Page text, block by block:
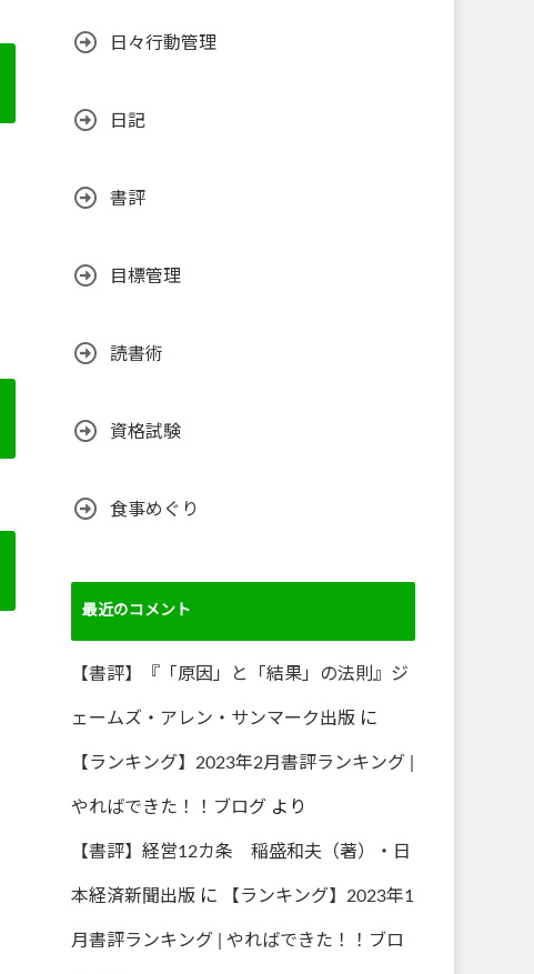
日々行動管理
日記
書評
目標管理
読書術
資格試験
食事めぐり
最近のコメント
【書評】『「原因」と「結果」の法則』ジ
ェームズ・アレン・サンマーク出版 に
【ランキング】2023年2月書評ランキング |
やればできた！！ブログ より
【書評】経営12カ条 稲盛和夫（著）・日
本経済新聞出版 に 【ランキング】2023年1
月書評ランキング | やればできた！！ブロ